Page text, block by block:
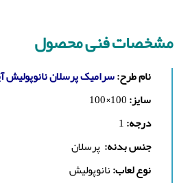
مشخصات فنی محصول
نام طرح:سرامیک پرسلان نانوپولیش
سایز:
درجه:
جنس بدنه: پرسلان
نوع لعاب:نانوپولیش